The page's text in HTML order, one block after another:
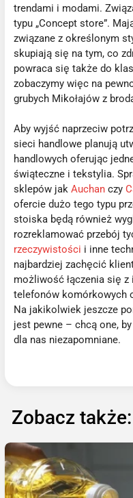
trendami i modami.
typu „Concept store”.
związane z określonym
skupiają się na tym, co
powraca się także do
zobaczymy więc na
grubych Mikołajów z
Aby wyjść naprzeciw
sieci handlowe planują
handlowych oferując
świąteczne i tekstylia.
sklepów jakAuchan czy
ofercie dużo tego typu
stoiska będą również
rozreklamować przebój
rzeczywistości i inne
najbardziej zachęcić
możliwość łączenia się
telefonów komórkowych
Na jakikolwiek jeszcze
jest pewne – chcą one,
dla nas niezapomniane.
Zobacz także: